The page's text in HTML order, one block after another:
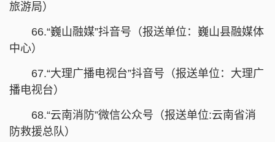
旅游局）
66.“巍山融媒”抖音号（报送单位：巍山县融媒体
中心）
67.“大理广播电视台”抖音号（报送单位：大理广
播电视台）
68.“云南消防”微信公众号（报送单位:云南省消
防救援总队）